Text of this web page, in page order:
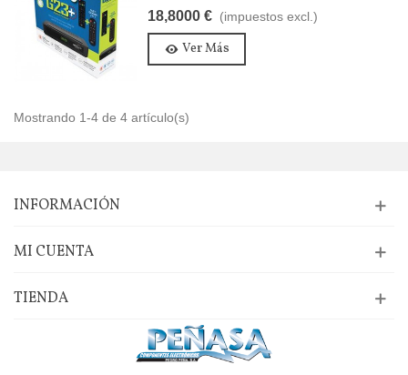
18,8000 € (impuestos excl.)
Ver Más
Mostrando 1-4 de 4 artículo(s)
INFORMACIÓN
MI CUENTA
TIENDA